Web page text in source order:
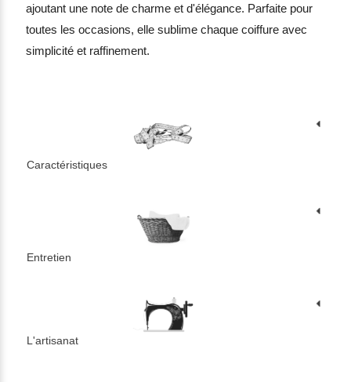
ajoutant une note de charme et d'élégance. Parfaite pour
toutes les occasions, elle sublime chaque coiffure avec
simplicité et raffinement.
Caractéristiques
Entretien
L'artisanat